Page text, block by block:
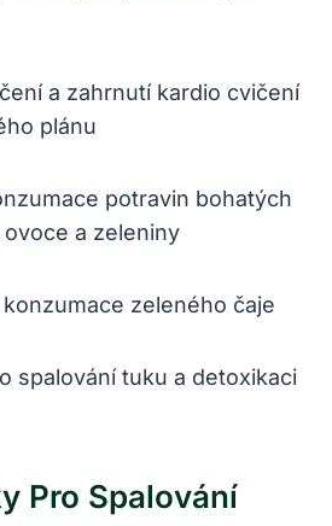
a zahrnutí kardio cvičení
plánu
potravin bohatých
ovoce a zeleniny
zeleného čaje
Pro Spalování